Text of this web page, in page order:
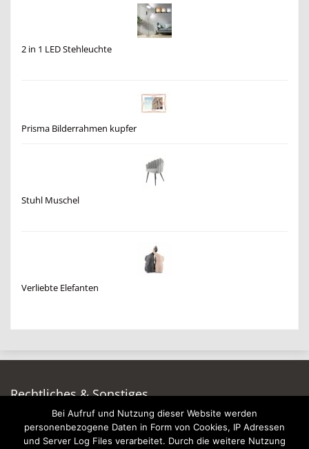
2 in 1 LED Stehleuchte
Prisma Bilderrahmen kupfer
Stuhl Muschel
Verliebte Elefanten
Rechtliches & Sonstiges
Auf dieser Seite werben
Datenschutzerklärung
Bei Aufruf und Nutzung dieser Website werden
personenbezogene Daten in Form von Cookies, IP Adressen
und Server Log Files verarbeitet. Durch die weitere Nutzung